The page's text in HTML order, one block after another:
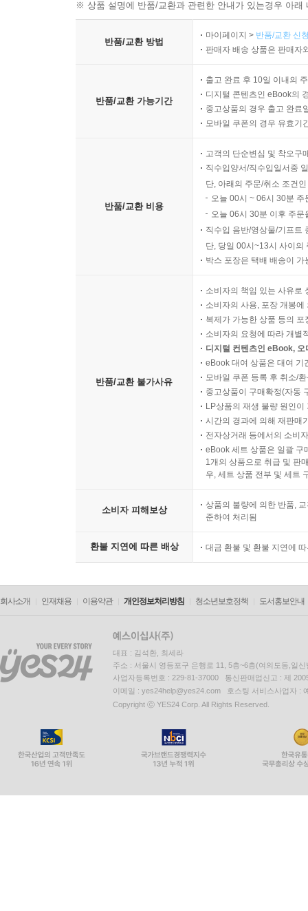
※ 상품 설명에 반품/교환과 관련한 안내가 있는경우 아
반품/교환 방법
마이페이지 > 반품/교환 신
판매자 배송 상품은 판매자
반품/교환 가능기간
출고 완료 후 10일 이내의
디지털 콘텐츠인 eBook의
중고상품의 경우 출고 완료
모바일 쿠폰의 경우 유효기
반품/교환 비용
고객의 단순변심 및 착오구
직수입양서/직수입일서중
단, 아래의 주문/취소 조건
오늘 00시 ~ 06시 30분
오늘 06시 30분 이후 주
직수입 음반/영상물/기프트
단, 당일 00시~13시 사이의
박스 포장은 택배 배송이
반품/교환 불가사유
소비자의 책임 있는 사유로
소비자의 사용, 포장 개봉
복제가 가능한 상품 등의
소비자의 요청에 따라 개별
디지털 컨텐츠인 eBook,
eBook 대여 상품은 대여 기
모바일 쿠폰 등록 후 취소/
중고상품이 구매확정(자동
LP상품의 재생 불량 원인
시간의 경과에 의해 재판매
전자상거래 등에서의 소비
eBook 세트 상품은 일괄 구
1개의 상품으로 취급 및 판
우, 세트 상품 전부 및 세트
소비자 피해보상
상품의 불량에 의한 반품,
준하여 처리됨
환불 지연에 따른 배상 대금 환불 및 환불 지연에
회사소개 인재채용 이용약관 개인정보처리방침 청소년보호정책 도서홍보안내
대표 : 김석환, 최세라
주소 : 서울시 영등포구 은행로 11, 5층~6층(여의도동,일신
사업자등록번호 : 229-81-37000 통신판매업신고 : 제
이메일 : yes24help@yes24.com 호스팅 서비스사업자 :
Copyright ⓒ YES24 Corp. All Rights Reserved.